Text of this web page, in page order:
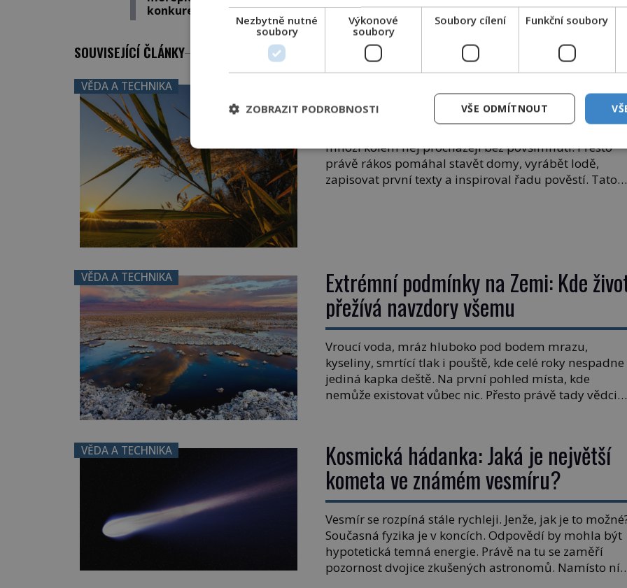
konkurent?
Hollywood a rve se s osudem!
SOUVISEJÍCÍ ČLÁNKY
VĚDA A TECHNIKA Rákos: Nenápadný poklad z mokřadů
mnozí kolem něj procházejí bez povšimnutí. Přesto
právě rákos pomáhal stavět domy, vyrábět lodě,
zapisovat první texty a inspiroval řadu pověstí. Tato
VĚDA A TECHNIKA Extrémní podmínky na Zemi: Kde
přežívá navzdory všemu
Vroucí voda, mráz hluboko pod bodem mrazu,
kyseliny, smrtící tlak i pouště, kde celé roky nespadne
jediná kapka deště. Na první pohled místa, kde
nemůže existovat vůbec nic. Přesto právě tady vědci
všechno dokáže příroda a napovídá, kde bychom
jednou […]
VĚDA A TECHNIKA Kosmická hádanka: Jaká je největší
kometa ve známém vesmíru?
Vesmír se rozpíná stále rychleji. Jenže, jak je to
Současná fyzika je v koncích. Odpovědí by mohla být
hypotetická temná energie. Právě na tu se zaměří
pozornost dvojice zkušených astronomů. Namísto ní
Nezbytně nutné
soubory
Výkonové
soubory
Soubory cílení Funkční soubory
VŠE ODMÍTNOUT
ZOBRAZIT PODROBNOSTI